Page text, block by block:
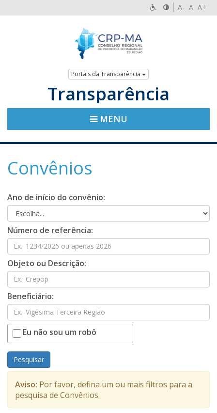
A- A A+
Portais da Transparência
Transparência
MENU
Convênios
Ano de início do convênio:
Número de referência:
Objeto ou Descrição:
Beneficiário:
Eu não sou um robô
Pesquisar
Aviso: Por favor, defina um ou mais filtros para a
pesquisa de Convênios.